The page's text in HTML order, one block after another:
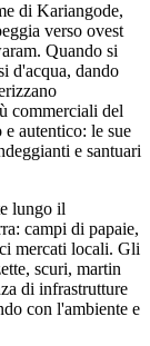
di Kariangode,
verso ovest
Quando si
d'acqua, dando
commerciali del
autentico: le sue
e santuari
lungo il
campi di papaie,
mercati locali. Gli
scuri, martin
di infrastrutture
con l'ambiente e